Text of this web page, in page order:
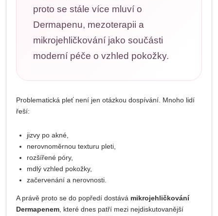
proto se stále více mluví o
Dermapenu, mezoterapii a
mikrojehličkování jako součásti
moderní péče o vzhled pokožky.
Problematická pleť není jen otázkou dospívání. Mnoho lidí
řeší:
jizvy po akné,
nerovnoměrnou texturu pleti,
rozšířené póry,
mdlý vzhled pokožky,
začervenání a nerovnosti.
A právě proto se do popředí dostává mikrojehličkování
Dermapenem , které dnes patří mezi nejdiskutovanější